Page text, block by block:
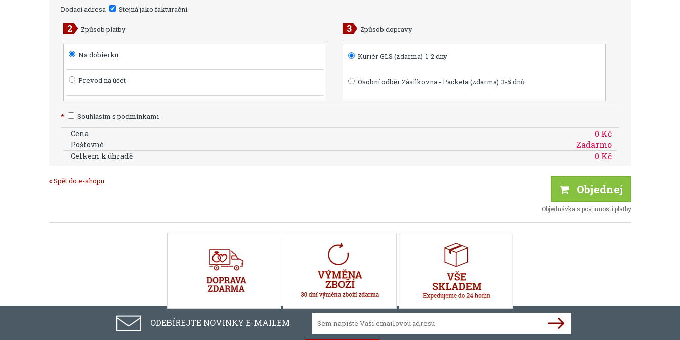
Dodací adresa
Stejná jako fakturační
Způsob platby
Na dobierku
Prevod na účet
Způsob dopravy
Kuriér GLS (zdarma) 1-2 dny
Osobní odběr Zásilkovna - Packeta (zdarma) 3-5 dnů
* Souhlasím s podmínkami
Cena 0 Kč
Poštovné Zadarmo
Celkem k úhradě 0 Kč
« Spět do e-shopu
Objednej
Objednávka s povinností platby
ODEBÍREJTE NOVINKY E-MAILEM